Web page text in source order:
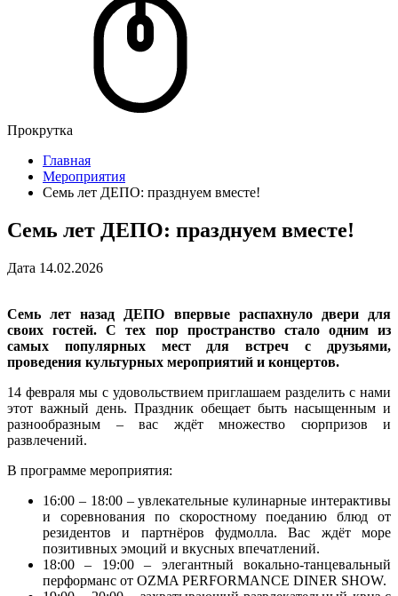
Прокрутка
Главная
Мероприятия
Семь лет ДЕПО: празднуем вместе!
Семь лет ДЕПО: празднуем вместе!
Дата 14.02.2026
Семь лет назад ДЕПО впервые распахнуло двери для
своих гостей. С тех пор пространство стало одним из
самых популярных мест для встреч с друзьями,
проведения культурных мероприятий и концертов.
14 февраля мы с удовольствием приглашаем разделить с нами
этот важный день. Праздник обещает быть насыщенным и
разнообразным – вас ждёт множество сюрпризов и
развлечений.
В программе мероприятия:
16:00 – 18:00 – увлекательные кулинарные интерактивы
и соревнования по скоростному поеданию блюд от
резидентов и партнёров фудмолла. Вас ждёт море
позитивных эмоций и вкусных впечатлений.
18:00 – 19:00 – элегантный вокально-танцевальный
перформанс от OZMA PERFORMANCE DINER SHOW.